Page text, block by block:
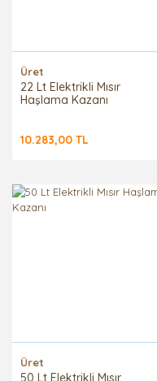
Üret
22 Lt Elektrikli Mısır
Haşlama Kazanı
10.283,00 TL
Üret
50 Lt Elektrikli Mısır